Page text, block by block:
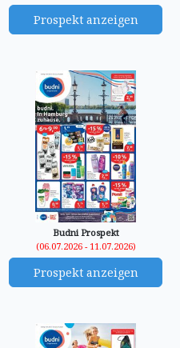
Prospekt anzeigen
Budni Prospekt
(06.07.2026 - 11.07.2026)
Prospekt anzeigen